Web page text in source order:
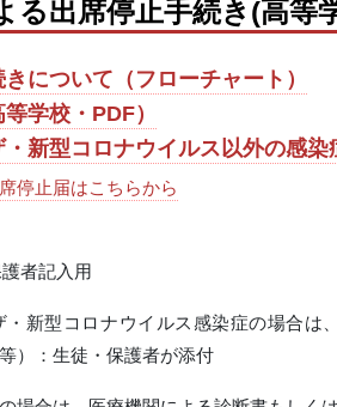
る出席停止手続き(高等
について（フローチャート）
学校・PDF）
新型コロナウイルス以外の感染
停止届はこちらから
護者記入用
・新型コロナウイルス感染症の場合
）：生徒・保護者が添付